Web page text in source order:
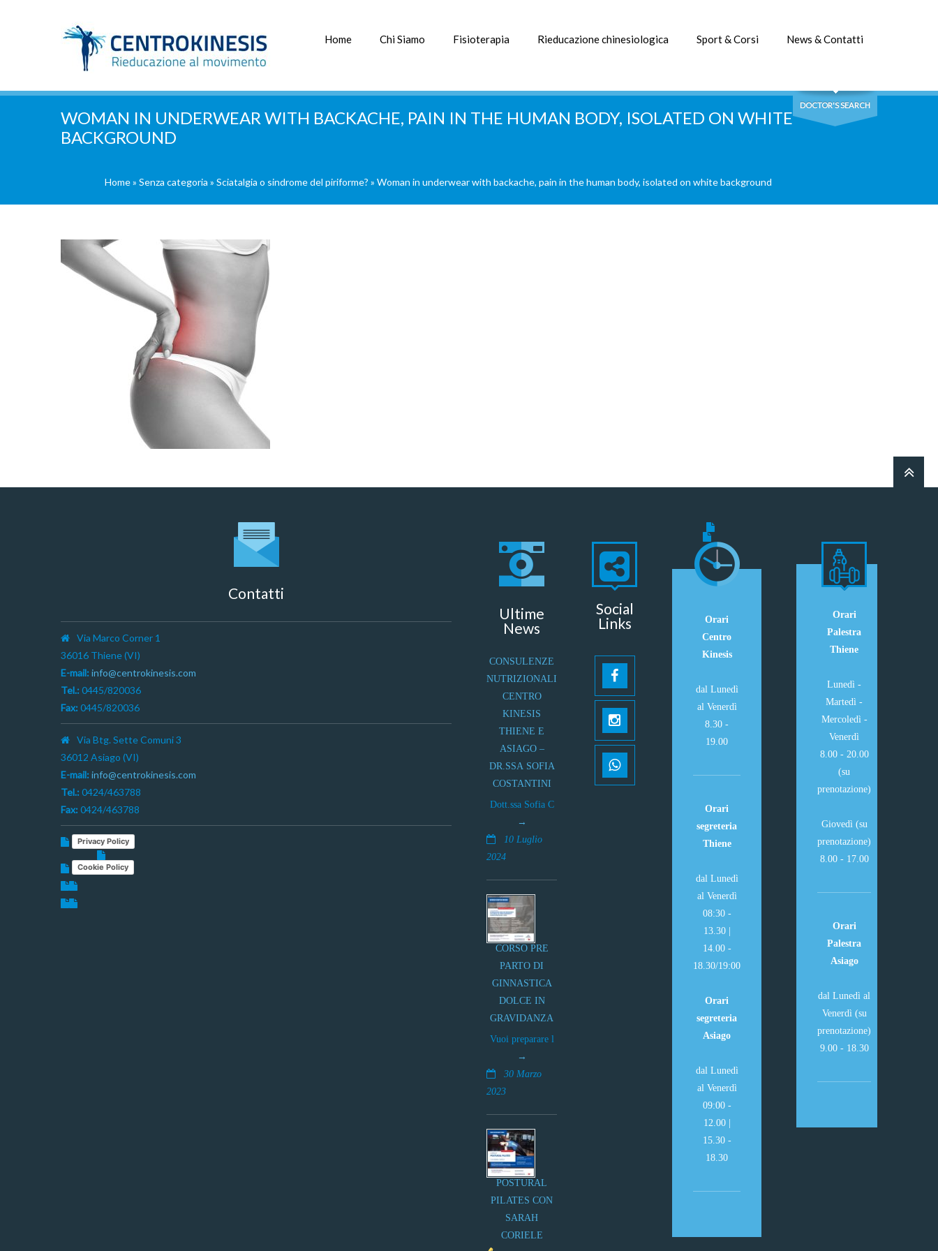
Home Chi Siamo Fisioterapia Rieducazione chinesiologica Sport & Corsi News & Contatti
DOCTOR'S SEARCH
WOMAN IN UNDERWEAR WITH BACKACHE, PAIN IN THE HUMAN BODY, ISOLATED ON WHITE
BACKGROUND
Home» Senza categoria » Sciatalgia o sindrome del piriforme? » Woman in underwear with backache, pain in the human body, isolated on white background
Contatti
Via Marco Corner 1
36016 Thiene (VI)
E-mail: info@centrokinesis.com
Tel.: 0445/820036
Fax: 0445/820036
Via Btg. Sette Comuni 3
36012 Asiago (VI)
E-mail: info@centrokinesis.com
Tel.: 0424/463788
Fax: 0424/463788
Privacy Policy
Cookie Policy
Ultime
News
CONSULENZE
NUTRIZIONALI
CENTRO
KINESIS
THIENE E
ASIAGO –
DR.SSA SOFIA
COSTANTINI
Dott.ssa Sofia C
10 Luglio
2024
CORSO PRE
PARTO DI
GINNASTICA
DOLCE IN
GRAVIDANZA
Vuoi preparare l
30 Marzo
2023
POSTURAL
PILATES CON
SARAH
CORIELE
Social
Links
Orari
Centro
Kinesis
dal Lunedì
al Venerdì
8.30 -
19.00
Orari
segreteria
Thiene
dal Lunedì
al Venerdì
08:30 -
13.30 |
14.00 -
18.30/19:00
Orari
segreteria
Asiago
dal Lunedì
al Venerdì
09:00 -
12.00 |
15.30 -
18.30
Orari
Palestra
Thiene
Lunedì -
Martedì -
Mercoledì -
Venerdì
8.00 - 20.00
(su
prenotazione)
Giovedì (su
prenotazione)
8.00 - 17.00
Orari
Palestra
Asiago
dal Lunedì al
Venerdì (su
prenotazione)
9.00 - 18.30